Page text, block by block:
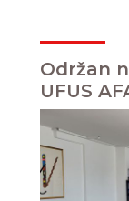
Održan
UFUS